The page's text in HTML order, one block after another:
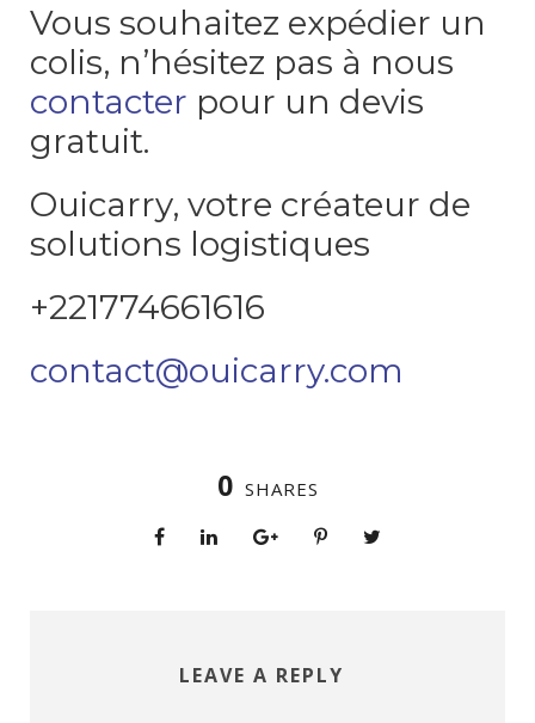
Vous souhaitez expédier un
colis, n’hésitez pas à nous
contacter pour un devis
gratuit.
Ouicarry, votre créateur de
solutions logistiques
+221774661616
contact@ouicarry.com
0 SHARES
LEAVE A REPLY